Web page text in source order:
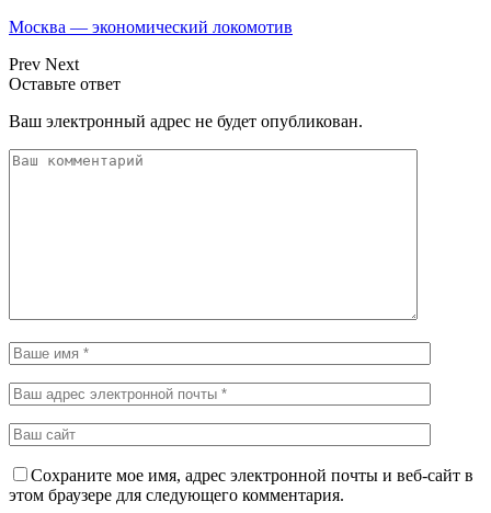
Москва — экономический локомотив
Prev Next
Оставьте ответ
Ваш электронный адрес не будет опубликован.
Сохраните мое имя, адрес электронной почты и веб-сайт в
этом браузере для следующего комментария.